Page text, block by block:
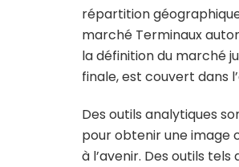
répartition
marché Terminaux
la définition du marché
finale, est couvert dans
Des outils analytiques
pour obtenir une image
à l’avenir. Des outils